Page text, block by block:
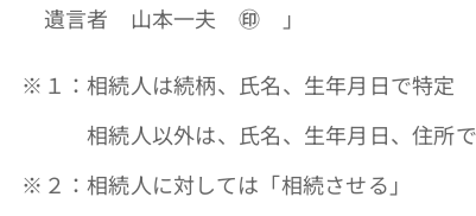
遺言者 山本一夫 ㊞ 」
※１：相続人は続柄、氏名、生年月日で特定
相続人以外は、氏名、生年月日、住所で
※２：相続人に対しては「相続させる」